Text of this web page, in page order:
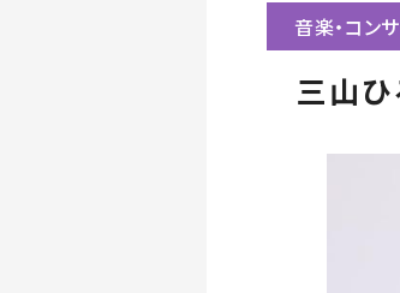
音楽・コン
三山